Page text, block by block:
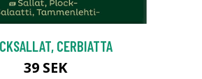
CERBIATTA
39 SEK